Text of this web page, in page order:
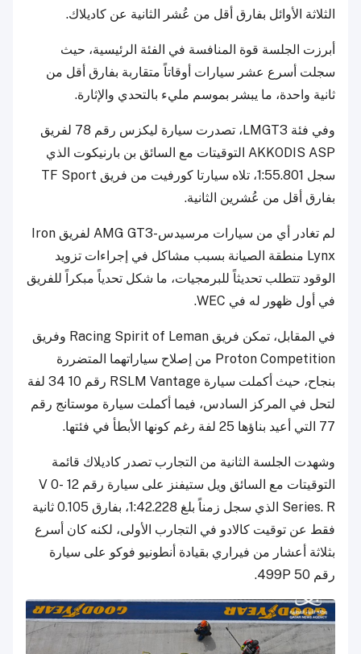
الثلاثة الأوائل بفارق أقل من عُشر الثانية عن كاديلاك.
أبرزت الجلسة قوة المنافسة في الفئة الرئيسية، حيث
سجلت أسرع عشر سيارات أوقاتاً متقاربة بفارق أقل من
ثانية واحدة، ما يبشر بموسم مليء بالتحدي والإثارة.
وفي فئة LMGT3، تصدرت سيارة ليكزس رقم 78 لفريق
AKKODIS ASP التوقيتات مع السائق بن بارنيكوت الذي
سجل 1:55.801، تلاه سيارتا كورفيت من فريق TF Sport
بفارق أقل من عُشرين الثانية.
لم تغادر أي من سيارات مرسيدس-AMG GT3 لفريق Iron
Lynx منطقة الصيانة بسبب مشاكل في إجراءات تزويد
الوقود تتطلب تحديثاً للبرمجيات، ما شكل تحدياً مبكراً للفريق
في أول ظهور له في WEC.
في المقابل، تمكن فريق Racing Spirit of Leman وفريق
Proton Competition من إصلاح سياراتهما المتضررة
بنجاح، حيث أكملت سيارة RSLM Vantage رقم 10 34 لفة
لتحل في المركز السادس، فيما أكملت سيارة موستانج رقم
77 التي أعيد بناؤها 25 لفة رغم كونها الأبطأ في فئتها.
وشهدت الجلسة الثانية من التجارب تصدر كاديلاك قائمة
التوقيتات مع السائق ويل ستيفنز على سيارة رقم 12 V 0-
Series. R الذي سجل زمناً بلغ 1:42.228، بفارق 0.105 ثانية
فقط عن توقيت كالادو في التجارب الأولى، لكنه كان أسرع
بثلاثة أعشار من فيراري بقيادة أنطونيو فوكو على سيارة
رقم 50 499P.